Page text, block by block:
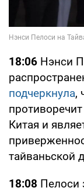
18:06 Нэнси
подчеркнула,
Китая и
тайваньской
18:08 Пелоси